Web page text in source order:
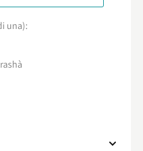
una):